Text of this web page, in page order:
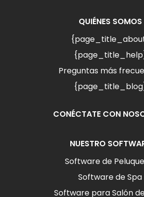
QUIÉNES SOMOS
Preguntas más
CONÉCTATE CON
NUESTRO
Software de
Software de Spa
Software para Salón